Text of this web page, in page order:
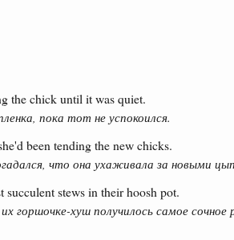
the chick until it was quiet.
пока тот не успокоился.
been tending the new chicks.
что она ухаживала за новыми
stews in their hoosh pot.
горшочке-хуш получилось самое сочное